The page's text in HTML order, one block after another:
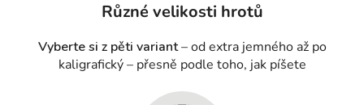
Různé velikosti hrotů
Vyberte si z pěti variant– od extra jemného až po
kaligrafický – přesně podle toho, jak píšete